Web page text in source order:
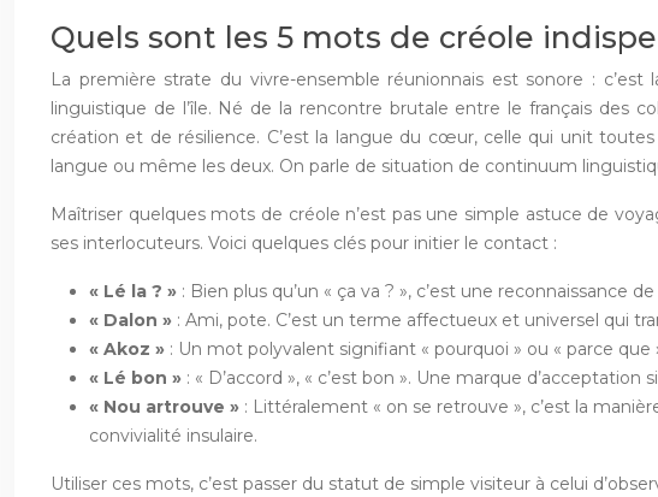
Quels sont les 5 mots de créole
La première strate du vivre-ensemble réunionnais est sonore :
linguistique de l’île. Né de la rencontre brutale entre le français des
création et de résilience. C’est la langue du cœur, celle qui unit
langue ou même les deux. On parle de situation de continuum
Maîtriser quelques mots de créole n’est pas une simple astuce de
ses interlocuteurs. Voici quelques clés pour initier le contact :
« Lé la ? » : Bien plus qu’un « ça va ? », c’est une reconnaissance
« Dalon » : Ami, pote. C’est un terme affectueux et universel qui
« Akoz » : Un mot polyvalent signifiant « pourquoi » ou « parce
« Lé bon » : « D’accord », « c’est bon ». Une marque
« Nou artrouve » : Littéralement « on se retrouve », c’est la
convivialité insulaire.
Utiliser ces mots, c’est passer du statut de simple visiteur à celui